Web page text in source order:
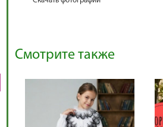
Смотрите также